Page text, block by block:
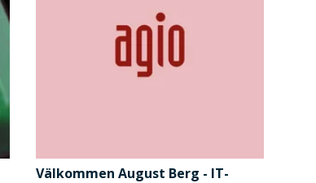
Välkommen August Berg - IT-